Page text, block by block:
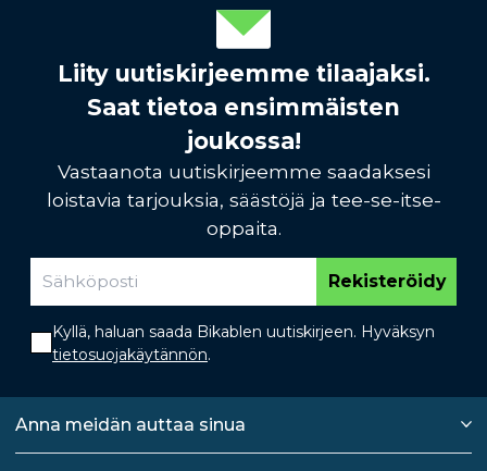
Liity uutiskirjeemme tilaajaksi.
Saat tietoa ensimmäisten
joukossa!
Vastaanota uutiskirjeemme saadaksesi
loistavia tarjouksia, säästöjä ja tee-se-itse-
oppaita.
Rekisteröidy
Kyllä, haluan saada Bikablen uutiskirjeen. Hyväksyn
tietosuojakäytännön.
Anna meidän auttaa sinua